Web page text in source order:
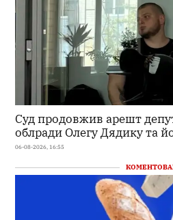
Суд продовжив арешт
облради Олегу Дядику та
06-08-2026, 16:55